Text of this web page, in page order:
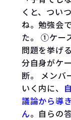
くと、つい
ね。勉強会
た。 ①ケー
問題を挙げ
分自身がケ
断。 メンバ
いく内に、
議論から導
ん。自らの